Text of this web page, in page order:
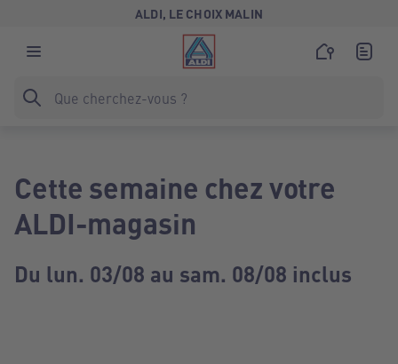
ALDI, LE CHOIX MALIN
Cette semaine chez votre
ALDI-magasin
Du lun. 03/08 au sam. 08/08 inclus